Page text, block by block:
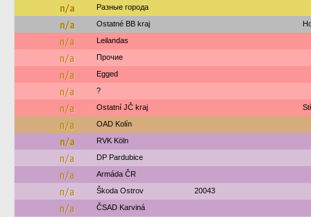
n/a Разные города
n/a Ostatné BB kraj
n/a Leilandas
n/a Прочие
n/a Egged
n/a ?
n/a Ostatní JČ kraj
n/a OAD Kolín
n/a RVK Köln
n/a DP Pardubice
n/a Armáda ČR
n/a Škoda Ostrov 20043
n/a ČSAD Karviná